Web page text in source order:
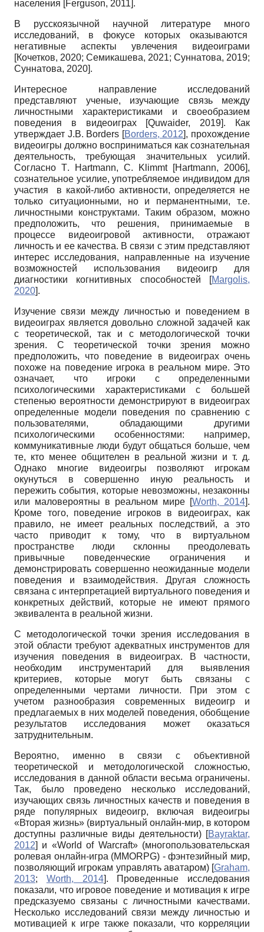
населения Ferguson, 2011 .
В русскоязычной научной литературе много
исследований, в фокусе которых оказываются
негативные аспекты увлечения видеоиграми
[Кочетков, 2020; Семикашева, 2021; Суннатова, 2019;
Суннатова, 2020].
Интересное направление исследований
представляют ученые, изучающие связь между
личностными характеристиками и своеобразием
поведения в видеоиграх [Quwaider, 2019]. Как
утверждает J.B. Borders [Borders, 2012], прохождение
видеоигры должно восприниматься как сознательная
деятельность, требующая значительных усилий.
Согласно T. Hartmann, C. Klimmt [Hartmann, 2006],
сознательное усилие, употребляемое индивидом для
участия в какой-либо активности, определяется не
только ситуационными, но и перманентными, т.е.
личностными конструктами. Таким образом, можно
предположить, что решения, принимаемые в
процессе видеоигровой активности, отражают
личность и ее качества. В связи с этим представляют
интерес исследования, направленные на изучение
возможностей использования видеоигр для
диагностики когнитивных способностей
[Margolis,
2020].
Изучение связи между личностью и поведением в
видеоиграх является довольно сложной задачей как
с теоретической, так и с методологической точки
зрения. С теоретической точки зрения можно
предположить, что поведение в видеоиграх очень
похоже на поведение игрока в реальном мире. Это
означает, что игроки с определенными
психологическими характеристиками с большей
степенью вероятности демонстрируют в видеоиграх
определенные модели поведения по сравнению с
пользователями, обладающими другими
психологическими особенностями: например,
коммуникативные люди будут общаться больше, чем
те, кто менее общителен в реальной жизни и т. д.
Однако многие видеоигры позволяют игрокам
окунуться в совершенно иную реальность и
пережить события, которые невозможны, незаконны
или маловероятны в реальном мире [Worth, 2014].
Кроме того, поведение игроков в видеоиграх, как
правило, не имеет реальных последствий, а это
часто приводит к тому, что в виртуальном
пространстве люди склонны преодолевать
привычные поведенческие ограничения и
демонстрировать совершенно неожиданные модели
поведения и взаимодействия. Другая сложность
связана с интерпретацией виртуального поведения и
конкретных действий, которые не имеют прямого
эквивалента в реальной жизни.
С методологической точки зрения исследования в
этой области требуют адекватных инструментов для
изучения поведения в видеоиграх. В частности,
необходим инструментарий для выявления
критериев, которые могут быть связаны с
определенными чертами личности. При этом с
учетом разнообразия современных видеоигр и
предлагаемых в них моделей поведения, обобщение
результатов исследования может оказаться
затруднительным.
Вероятно, именно в связи с объективной
теоретической и методологической сложностью,
исследования в данной области весьма ограничены.
Так, было проведено несколько исследований,
изучающих связь личностных качеств и поведения в
ряде популярных видеоигр, включая видеоигры
«Вторая жизнь» (виртуальный онлайн-мир, в котором
доступны различные виды деятельности) [Bayraktar,
2012] и «World of Warcraft» (многопользовательская
ролевая онлайн-игра (MMORPG) - фэнтезийный мир,
позволяющий игрокам управлять аватаром) [Graham,
2013; Worth, 2014]. Проведенные исследования
показали, что игровое поведение и мотивация к игре
предсказуемо связаны с личностными качествами.
Несколько исследований связи между личностью и
мотивацией к игре также показали, что корреляции